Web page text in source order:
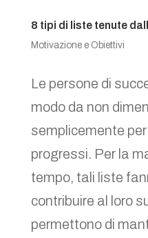
8 tipi di liste tenute
Motivazione e Obiettivi
Le persone di
modo da non
semplicemente
progressi. Per la
tempo, tali liste
contribuire al loro
permettono di